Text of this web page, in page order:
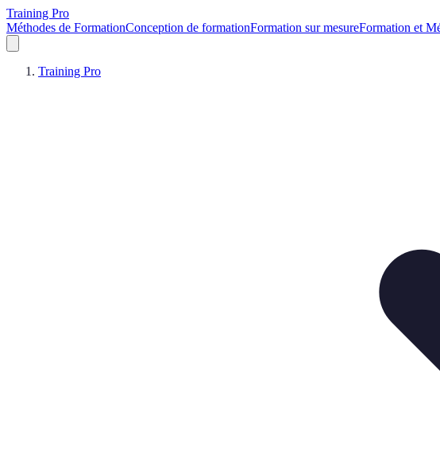
Training Pro
Méthodes de FormationConception de formationFormation sur mesureFormation et
Training Pro